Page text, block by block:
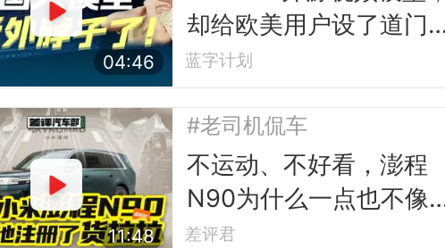
04:46
却给欧美用户设了道门
槛
蓝字计划
11:48
#老司机侃车
不运动、不好看，澎程
N90为什么一点也不像
小米？
差评君